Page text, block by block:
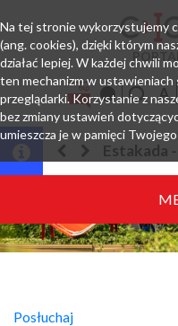
organizacji ruchu
Posłuchaj
Na tej stronie wykorzystujemy
(ang. cookies), dzięki którym
działać lepiej. W każdej chwili
ten mechanizm w ustawieniach
przeglądarki. Korzystanie z
bez zmiany ustawień
umieszcza je w pamięci